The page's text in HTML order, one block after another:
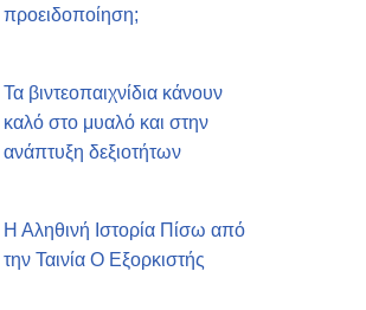
προειδοποίηση;
Τα βιντεοπαιχνίδια κάνουν
καλό στο μυαλό και στην
ανάπτυξη δεξιοτήτων
Η Αληθινή Ιστορία Πίσω από
την Ταινία Ο Εξορκιστής